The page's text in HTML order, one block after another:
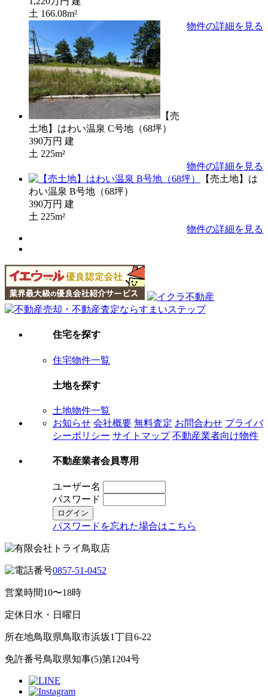
土 166.08m²
物件の詳細を見る
【売
土地】はわい温泉 C号地（68坪）
390万円 建
土 225m²
物件の詳細を見る
【売土地】は
わい温泉 B号地（68坪）
390万円 建
土 225m²
物件の詳細を見る
住宅を探す
住宅物件一覧
土地を探す
土地物件一覧
お知らせ 会社概要 無料査定 お問合わせ プライバ
シーポリシー サイトマップ 不動産業者向け物件
不動産業者会員専用
ユーザー名
パスワード
パスワードを忘れた場合はこちら
0857-51-0452
営業時間10〜18時
定休日 水・日曜日
所在地鳥取県鳥取市浜坂1丁目6-22
免許番号鳥取県知事(5)第1204号